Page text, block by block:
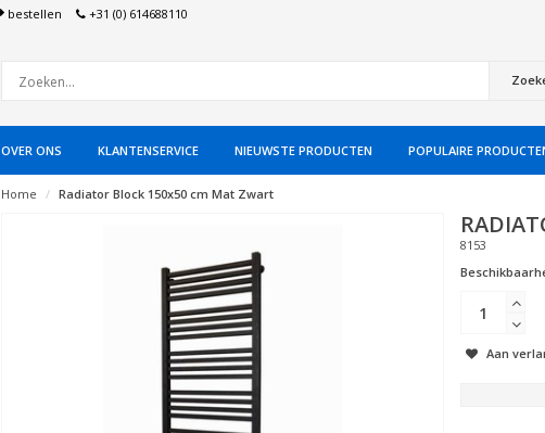
bestellen +31 (0) 614688110
OVER ONS KLANTENSERVICE NIEUWSTE PRODUCTEN POPULAIRE
Home Radiator Block 150x50 cm Mat Zwart
8153
Aan